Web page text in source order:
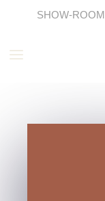
SHOW-
a